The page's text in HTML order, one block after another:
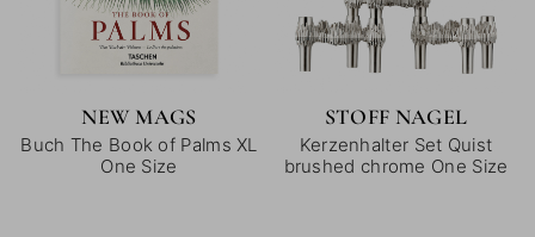
NEW MAGS
Buch The Book of Palms XL
One Size
STOFF NAGEL
Kerzenhalter Set Quist
brushed chrome One Size